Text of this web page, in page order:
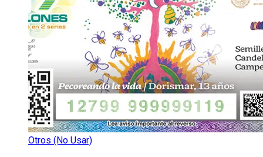
Otros (No Usar)